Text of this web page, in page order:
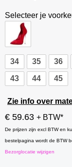
Selecteer je
34 35 36
43 44 45
Zie info over
€ 59.63 + BTW*
De prijzen zijn excl BTW en
bestelpagina wordt de BTW
Bezorglocatie wijzigen